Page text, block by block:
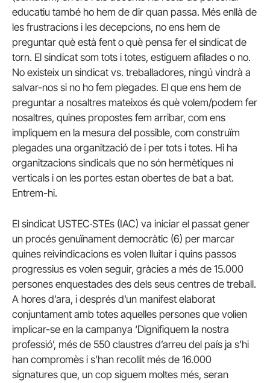
educatiu també ho hem de dir quan passa. Més enllà de
les frustracions i les decepcions, no ens hem de
preguntar què està fent o què pensa fer el sindicat de
torn. El sindicat som tots i totes, estiguem afilades o no.
No existeix un sindicat vs. treballadores, ningú vindrà a
salvar-nos si no ho fem plegades. El que ens hem de
preguntar a nosaltres mateixos és què volem/podem fer
nosaltres, quines propostes fem arribar, com ens
impliquem en la mesura del possible, com construïm
plegades una organització de i per tots i totes. Hi ha
organitzacions sindicals que no són hermètiques ni
verticals i on les portes estan obertes de bat a bat.
Entrem-hi.
El sindicat USTEC·STEs (IAC) va iniciar el passat gener
un procés genuïnament democràtic (6) per marcar
quines reivindicacions es volen lluitar i quins passos
progressius es volen seguir, gràcies a més de 15.000
persones enquestades des dels seus centres de treball.
A hores d’ara, i després d’un manifest elaborat
conjuntament amb totes aquelles persones que volien
implicar-se en la campanya ‘Dignifiquem la nostra
professió’, més de 550 claustres d’arreu del país ja s’hi
han compromès i s’han recollit més de 16.000
signatures que, un cop siguem moltes més, seran